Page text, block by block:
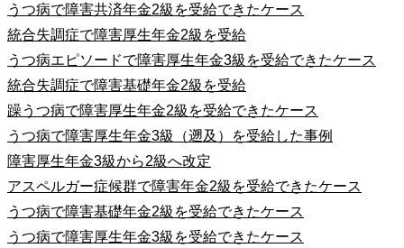
うつ病で障害共済年金2級を受給できたケース
統合失調症で障害厚生年金2級を受給
うつ病エピソードで障害厚生年金3級を受給できたケース
統合失調症で障害基礎年金2級を受給
躁うつ病で障害厚生年金2級を受給できたケース
うつ病で障害厚生年金3級（遡及）を受給した事例
障害厚生年金3級から2級へ改定
アスペルガー症候群で障害年金2級を受給できたケース
うつ病で障害基礎年金2級を受給できたケース
うつ病で障害厚生年金3級を受給できたケース